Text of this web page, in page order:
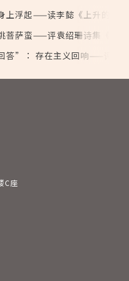
上浮起——读李懿《上升的岛
菩萨蛮——评袁绍珊诗集《普
答”： 存在主义回响——评陆
C座